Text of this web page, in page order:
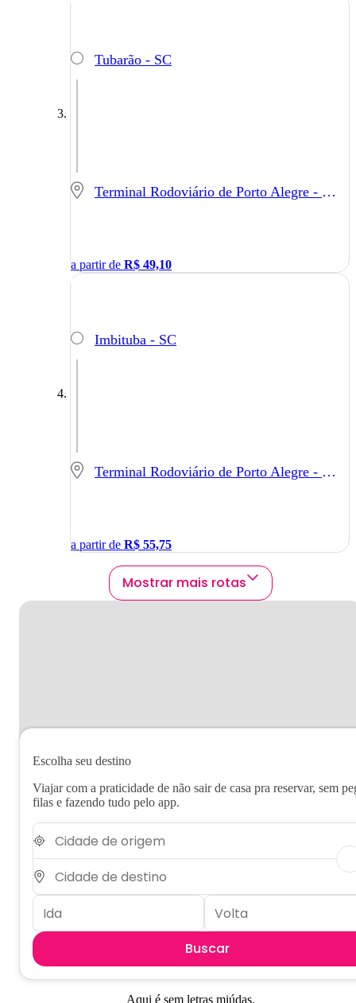
Tubarão - SC
Terminal Rodoviário de Porto Alegre - Porto Alegre - RS
a partir de R$ 49,10
Imbituba - SC
Terminal Rodoviário de Porto Alegre - Porto Alegre - RS
a partir de R$ 55,75
Mostrar mais rotas
Escolha seu destino
Viajar com a praticidade de não sair de casa pra reservar, sem
filas e fazendo tudo pelo app.
Buscar
Aqui é sem letras miúdas.